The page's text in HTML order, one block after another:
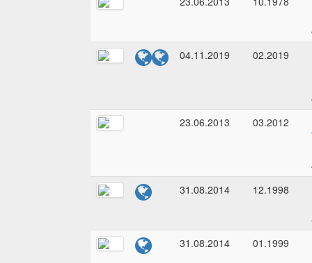
04.11.2019
02.2019
23.06.2013
03.2012
31.08.2014
12.1998
31.08.2014
01.1999